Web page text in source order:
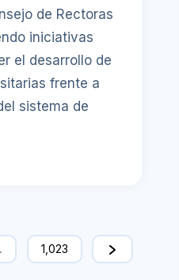
de Rectoras
iniciativas
el desarrollo de
frente a
sistema de
1,023